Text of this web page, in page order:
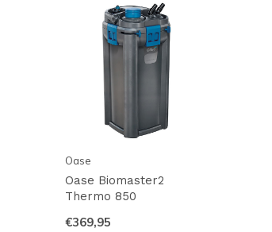
Oase
Oase Biomaster2
Thermo 850
€369,95